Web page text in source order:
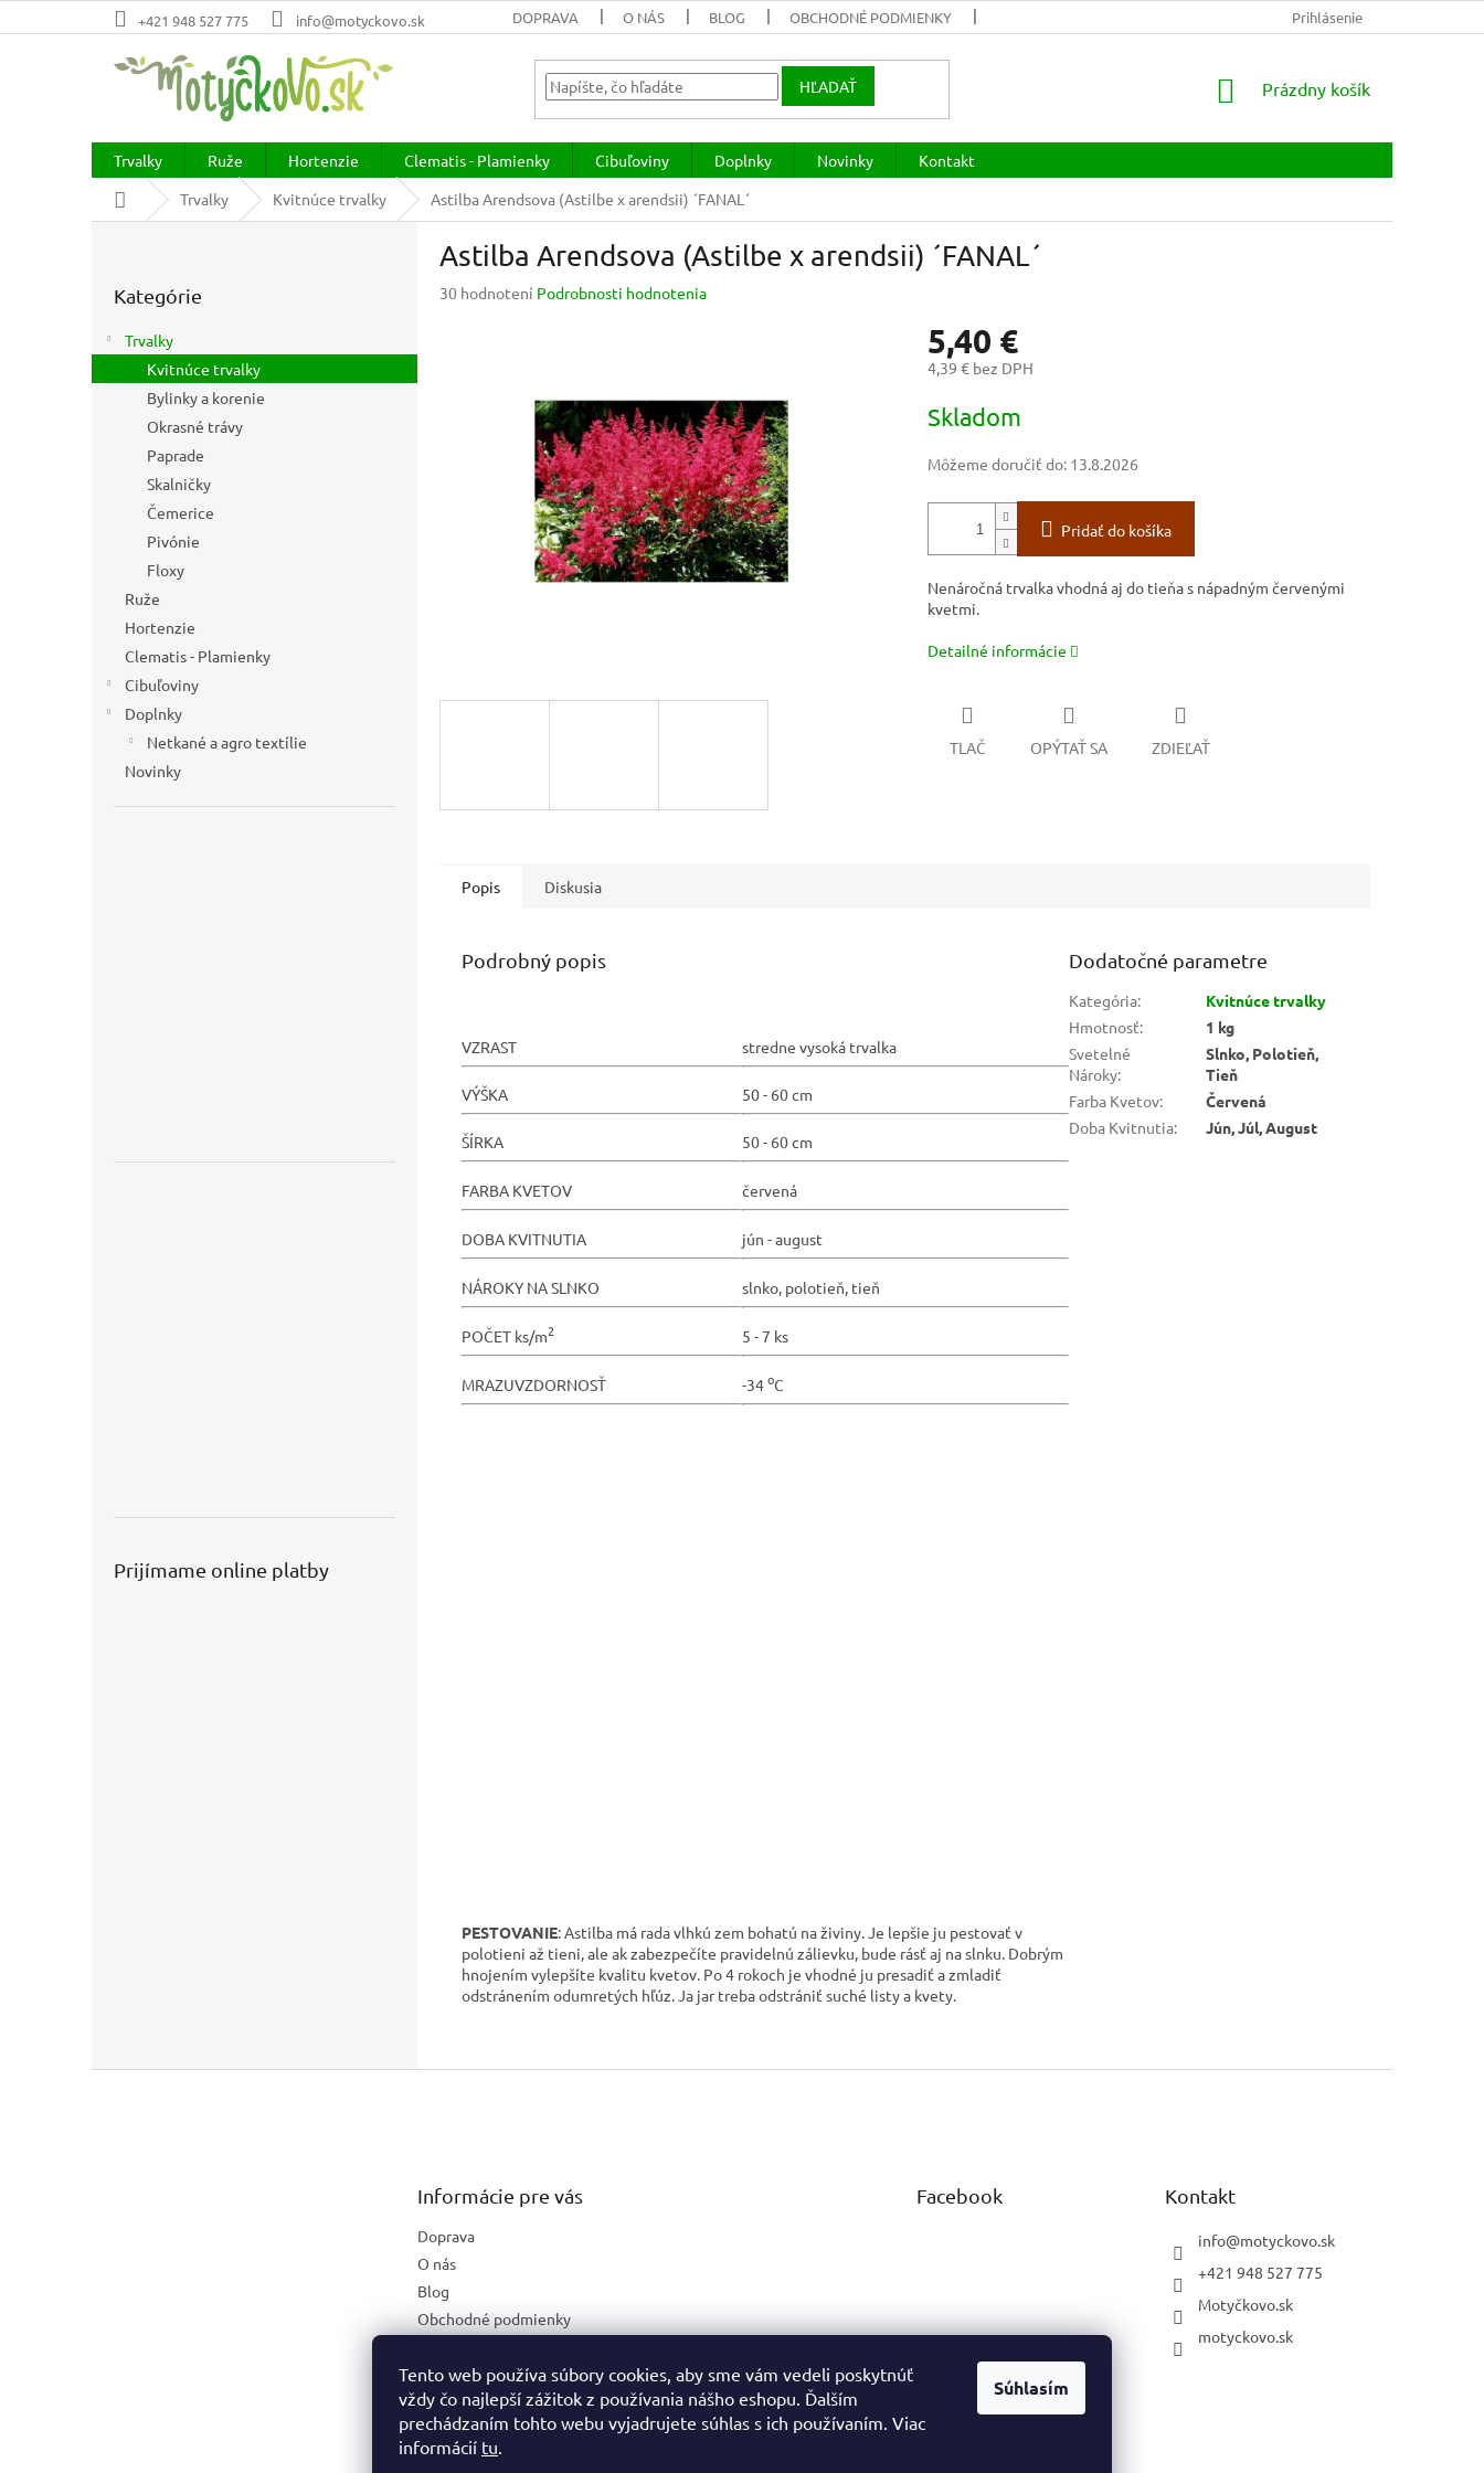
Tento web používa súbory cookies, aby sme vám vedeli poskytnúť
vždy čo najlepší zážitok z používania nášho eshopu. Ďalším
prechádzaním tohto webu vyjadrujete súhlas s ich používaním. Viac
informácií tu.
Súhlasím
na
+421 948 527 775 info@motyckovo.sk DOPRAVA O NÁS BLOG OBCHODNÉ PODMIENKY NAPÍŠTE NÁM
Prihlásenie
HĽADAŤ
NÁKUPNÝ
Prázdny košík
Trvalky Ruže Hortenzie Clematis - Plamienky Cibuľoviny Doplnky Novinky
Kontakt
DomovTrvalky Kvitnúce trvalky Astilba Arendsova (Astilbe x arendsii) ´FANAL´
p
a
kategórie
Kategórie
Trvalky
Kvitnúce trvalky
Bylinky a korenie
Okrasné trávy
Paprade
Skalničky
Čemerice
Pivónie
Floxy
Ruže
Hortenzie
Clematis - Plamienky
Cibuľoviny
Doplnky
Netkané a agro textílie
Novinky
Prijímame online platby
Astilba Arendsova (Astilbe x arendsii) ´FANAL´
Priemerné
30 hodnotení Podrobnosti hodnotenia
5,40 €
4,39 € bez DPH
cena:
Skladom
Môžeme doručiť do: 13.8.2026
Pridať do košíka
Nenáročná trvalka vhodná aj do tieňa s nápadným červenými
kvetmi.
Detailné informácie
TLAČ OPÝTAŤ SA ZDIEĽAŤ
Popis Diskusia
Podrobný popis
VZRAST stredne vysoká trvalka
VÝŠKA 50 - 60 cm
ŠÍRKA 50 - 60 cm
FARBA KVETOV červená
DOBA KVITNUTIA jún - august
NÁROKY NA SLNKO slnko, polotieň, tieň
POČET ks/m2 5 - 7 ks
MRAZUVZDORNOSŤ -34oC
PESTOVANIE: Astilba má rada vlhkú zem bohatú na živiny. Je lepšie ju pestovať v
polotieni až tieni, ale ak zabezpečíte pravidelnú zálievku, bude rásť aj na slnku. Dobrým
hnojením vylepšíte kvalitu kvetov. Po 4 rokoch je vhodné ju presadiť a zmladiť
odstránením odumretých hľúz. Ja jar treba odstrániť suché listy a kvety.
Dodatočné parametre
Kategória:
Kvitnúce trvalky
Hmotnosť:
1 kg
Svetelné
Nároky:
Slnko, Polotieň,
Tieň
Farba Kvetov:
Červená
Doba Kvitnutia: Jún, Júl, August
Informácie pre vás
Doprava
O nás
Blog
Obchodné podmienky
osobných údajov
Napíšte nám
Kontakt
Facebook Kontakt
info@motyckovo.sk
+421 948 527 775
Motyčkovo.sk
motyckovo.sk